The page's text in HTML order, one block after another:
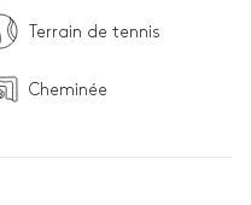
Terrain de tennis
Cheminée